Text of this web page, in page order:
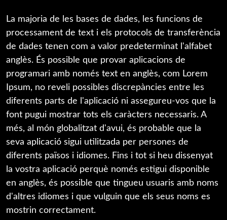
La majoria de les bases de dades, les funcions de
processament de text i els protocols de transferència
de dades tenen com a valor predeterminat l'alfabet
anglès. És possible que provar aplicacions de
programari amb només text en anglès, com Lorem
Ipsum, no reveli possibles discrepàncies entre les
diferents parts de l'aplicació ni assegureu-vos que la
font pugui mostrar tots els caràcters necessaris. A
més, al món globalitzat d'avui, és probable que la
seva aplicació sigui utilitzada per persones de
diferents països i idiomes. Fins i tot si heu dissenyat
la vostra aplicació perquè només estigui disponible
en anglès, és possible que tingueu usuaris amb noms
d'altres idiomes i que vulguin que els seus noms es
mostrin correctament.